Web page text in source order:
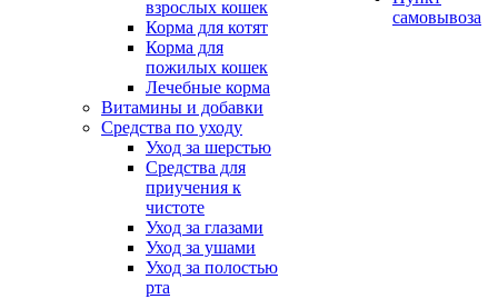
взрослых кошек
Корма для котят
Корма для
пожилых кошек
Лечебные корма
Витамины и добавки
Средства по уходу
Уход за шерстью
Средства для
приучения к
чистоте
Уход за глазами
Уход за ушами
Уход за полостью
рта
самовывоза